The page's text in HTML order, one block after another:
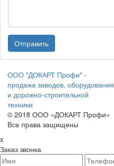
Отправить
ООО "ДОКАРТ Профи" -
продажа заводов, оборудования
и дорожно-строительной
техники
© 2018 ООО «ДОКАРТ Профи»
Все права защищены
x
Заказ звонка